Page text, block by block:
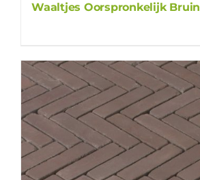
Waaltjes Oorspronkelijk Bruin